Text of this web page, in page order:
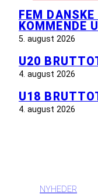
FEM
KOMMENDE
5. august 2026
U20
4. august 2026
U18
4. august 2026
NYHEDER